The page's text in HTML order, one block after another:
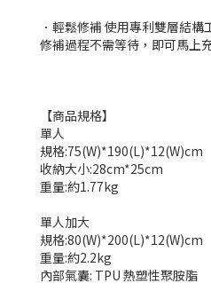
．輕鬆修補 使用專利雙層結
修補過程不需等待，即可馬上
【商品規格】
單人
規格:75(W)*190(L)*12(W)cm
收納大小:28cm*25cm
重量:約1.77kg
單人加大
規格:80(W)*200(L)*12(W)cm
重量:約2.2kg
內部氣囊: TPU 熱塑性聚胺脂